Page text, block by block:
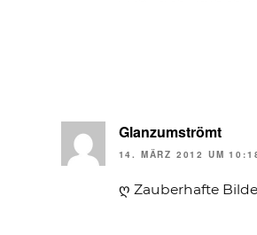
Glanzumströmt
14. MÄRZ 2012 UM
ღ Zauberhafte